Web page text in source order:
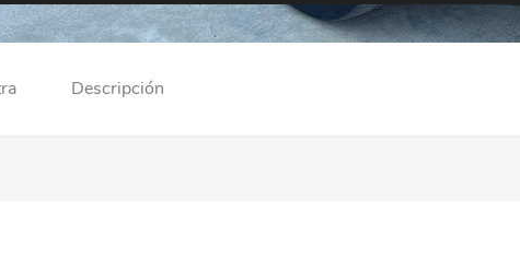
Descripción